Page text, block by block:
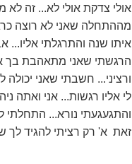
אולי צדקת אולי לא... זה לא
מההתחלה שאני לא רוצה
איתו שנה והתרגלתי
הרגשתי שאני מתאהבת בך
ורציני... חשבתי שאני
לי אליו רגשות... אני ואתה
והתגעגעתי נורא... התחלתי
זאת א' רק רציתי להגיד לך